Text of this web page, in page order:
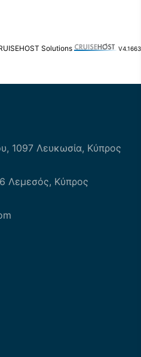
Solutions V4.1663
1097 Λευκωσία, Κύπρος
Λεμεσός, Κύπρος